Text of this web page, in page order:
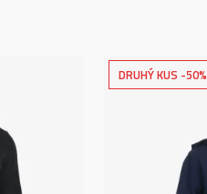
DRUHÝ KUS -50%